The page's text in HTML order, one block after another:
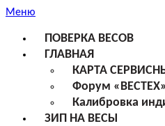
Меню
ПОВЕРКА ВЕСОВ
ГЛАВНАЯ
КАРТА
Форум «ВЕСТЕХ»
Калибровка
ЗИП НА ВЕСЫ